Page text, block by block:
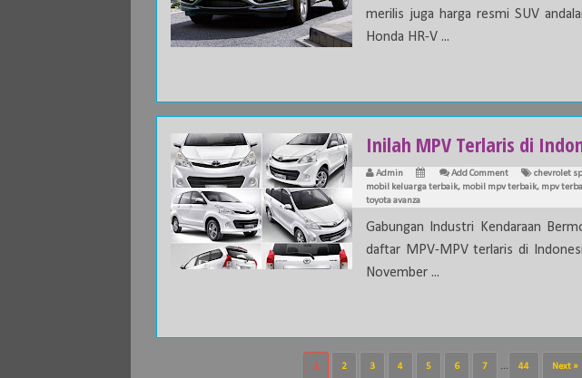
merilis juga harga resmi SUV
Honda HR-V ...
Inilah MPV Terlaris di
Admin Add Comment chevrolet
mobil keluarga terbaik, mobil mpv terbaik, mpv
toyota avanza
Gabungan Industri Kendaraan
daftar MPV-MPV terlaris di
November ...
1 2 3 4 5 6 7 ... 44 Next »